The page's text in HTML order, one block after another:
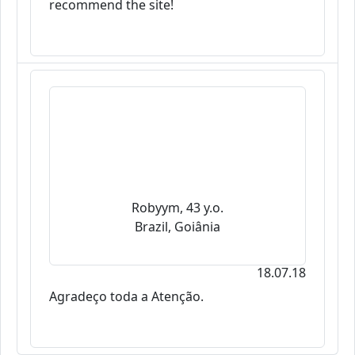
recommend the site!
Robyym, 43 y.o.
Brazil, Goiânia
18.07.18
Agradeço toda a Atenção.